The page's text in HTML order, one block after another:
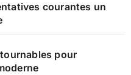
courantes un
pour